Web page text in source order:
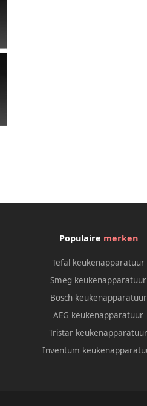
Populaire merken
Tefal keukenapparatuur
Smeg keukenapparatuur
Bosch keukenapparatuur
AEG keukenapparatuur
Tristar keukenapparatuur
Inventum